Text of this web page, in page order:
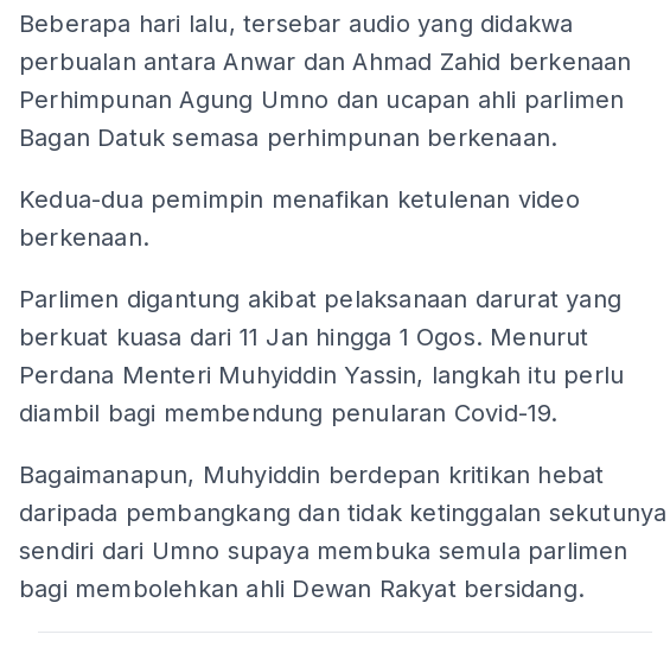
Beberapa hari lalu, tersebar audio yang didakwa
perbualan antara Anwar dan Ahmad Zahid berkenaan
Perhimpunan Agung Umno dan ucapan ahli parlimen
Bagan Datuk semasa perhimpunan berkenaan.
Kedua-dua pemimpin menafikan ketulenan video
berkenaan.
Parlimen digantung akibat pelaksanaan darurat yang
berkuat kuasa dari 11 Jan hingga 1 Ogos. Menurut
Perdana Menteri Muhyiddin Yassin, langkah itu perlu
diambil bagi membendung penularan Covid-19.
Bagaimanapun, Muhyiddin berdepan kritikan hebat
daripada pembangkang dan tidak ketinggalan sekutunya
sendiri dari Umno supaya membuka semula parlimen
bagi membolehkan ahli Dewan Rakyat bersidang.